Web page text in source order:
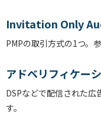
Invitation Only
PMPの取引方式の1つ。
アドベリフィケー
DSPなどで配信された
す。